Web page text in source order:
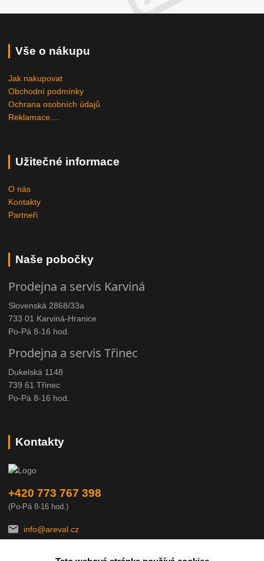
Vše o nákupu
Jak nakupovat
Obchodní podmínky
Ochrana osobních údajů
Reklamace....
Užitečné informace
O nás
Kontakty
Partneři
Naše pobočky
Prodejna a servis Karviná
Slovenská 2868/33a
733 01 Karviná-Hranice
Po-Pá 8-16 hod.
Prodejna a servis Třinec
Dukelská 1148
739 61 Třinec
Po-Pá 8-16 hod.
Kontakty
+420 773 767 398
(Po-Pá 8-16 hod.)
info@areval.cz